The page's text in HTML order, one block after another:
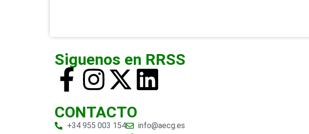
Siguenos en RRSS
CONTACTO
+34 955 003 154
info@aecg.es